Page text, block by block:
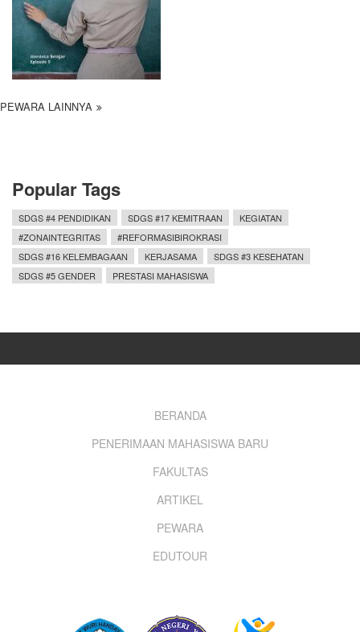
PEWARA LAINNYA
Popular Tags
SDGS #4 PENDIDIKAN SDGS #17 KEMITRAAN
KEGIATAN
#ZONAINTEGRITAS
#REFORMASIBIROKRASI
SDGS #16 KELEMBAGAAN
KERJASAMA
SDGS #3 KESEHATAN
SDGS #5 GENDER
PRESTASI MAHASISWA
BERANDA
PENERIMAAN MAHASISWA BARU
FAKULTAS
ARTIKEL
PEWARA
EDUTOUR